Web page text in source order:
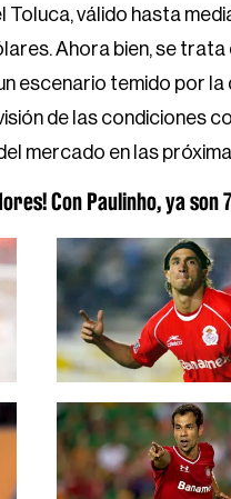
válido hasta
Ahora bien, se
escenario temido por
de las condiciones
mercado en las
Con Paulinho, ya son